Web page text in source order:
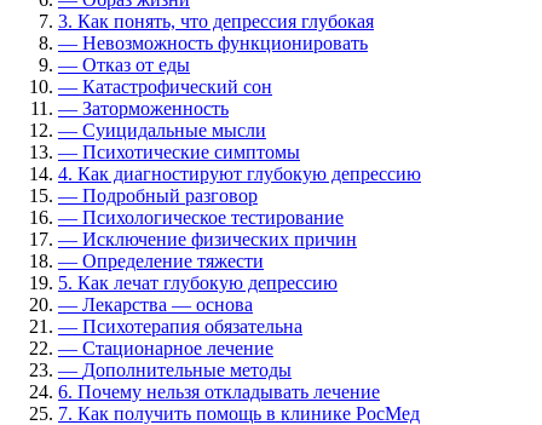
3. Как понять, что депрессия глубокая
— Невозможность функционировать
— Отказ от еды
— Катастрофический сон
— Заторможенность
— Суицидальные мысли
— Психотические симптомы
4. Как диагностируют глубокую депрессию
— Подробный разговор
— Психологическое тестирование
— Исключение физических причин
— Определение тяжести
5. Как лечат глубокую депрессию
— Лекарства — основа
— Психотерапия обязательна
— Стационарное лечение
— Дополнительные методы
6. Почему нельзя откладывать лечение
7. Как получить помощь в клинике РосМед